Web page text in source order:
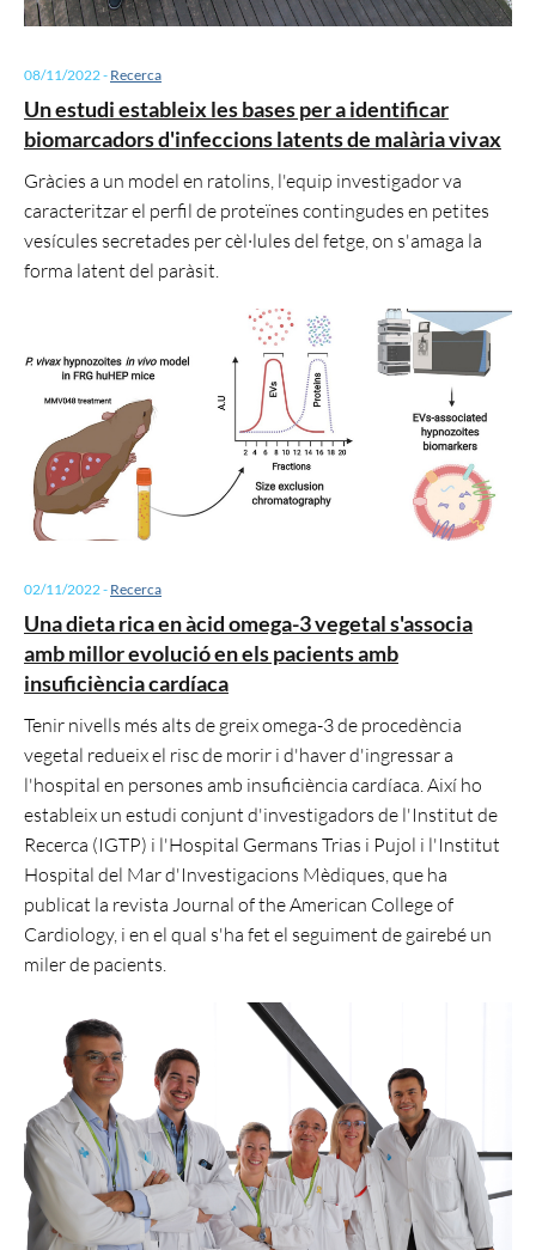
08/11/2022- Recerca
Un estudi estableix les bases per a identificar
biomarcadors d'infeccions latents de malària vivax
Gràcies a un model en ratolins, l'equip investigador va
caracteritzar el perfil de proteïnes contingudes en petites
vesícules secretades per cèl·lules del fetge, on s'amaga la
forma latent del paràsit.
02/11/2022- Recerca
Una dieta rica en àcid omega-3 vegetal s'associa
amb millor evolució en els pacients amb
insuficiència cardíaca
Tenir nivells més alts de greix omega-3 de procedència
vegetal redueix el risc de morir i d'haver d'ingressar a
l'hospital en persones amb insuficiència cardíaca. Així ho
estableix un estudi conjunt d'investigadors de l'Institut de
Recerca (IGTP) i l'Hospital Germans Trias i Pujol i l'Institut
Hospital del Mar d'Investigacions Mèdiques, que ha
publicat la revista Journal of the American College of
Cardiology, i en el qual s'ha fet el seguiment de gairebé un
miler de pacients.